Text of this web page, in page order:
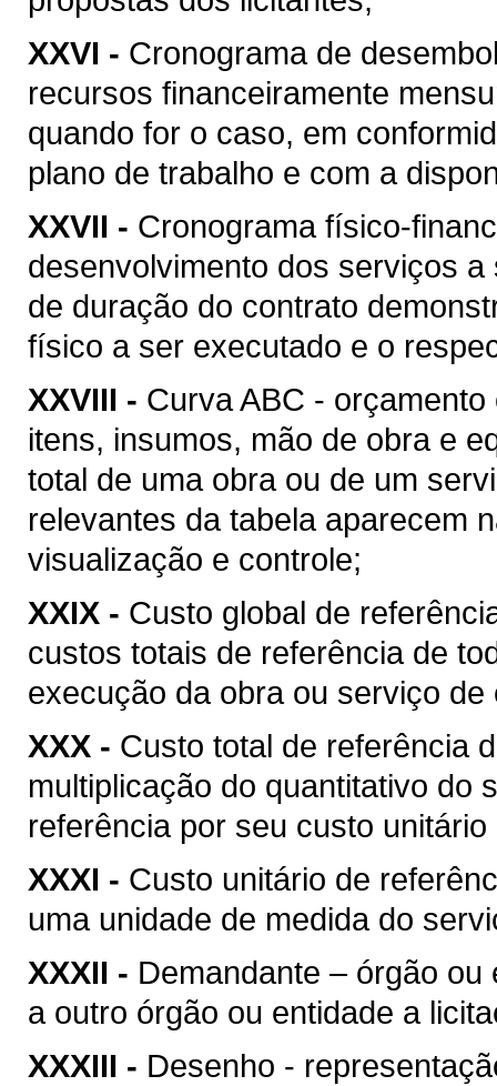
XXVI - Cronograma de
recursos financeiramente
quando for o caso, em
plano de trabalho e com a
XXVII - Cronograma físico-
desenvolvimento dos serviços
de duração do contrato
físico a ser executado e o
XXVIII - Curva ABC -
itens, insumos, mão de obra e
total de uma obra ou de um
relevantes da tabela aparecem
visualização e controle;
XXIX - Custo global de
custos totais de referência de
execução da obra ou serviço
XXX - Custo total de referência
multiplicação do quantitativo do
referência por seu custo
XXXI - Custo unitário de
uma unidade de medida do
XXXII - Demandante – órgão
a outro órgão ou entidade a
XXXIII - Desenho -